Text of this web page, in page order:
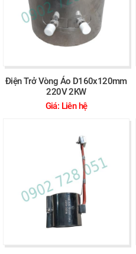
Điện Trở Vòng Áo D160x120mm
220V 2KW
Giá: Liên hệ